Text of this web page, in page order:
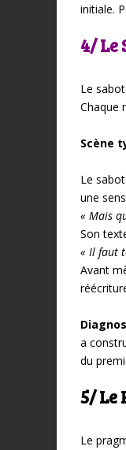
initiale.
4/ Le
Le
Chaque
Scène
Le
une
« Mais
Son
« Il faut
Avant
a
du
5/ Le
Le